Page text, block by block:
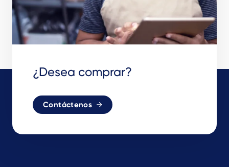
¿Desea comprar?
Contáctenos